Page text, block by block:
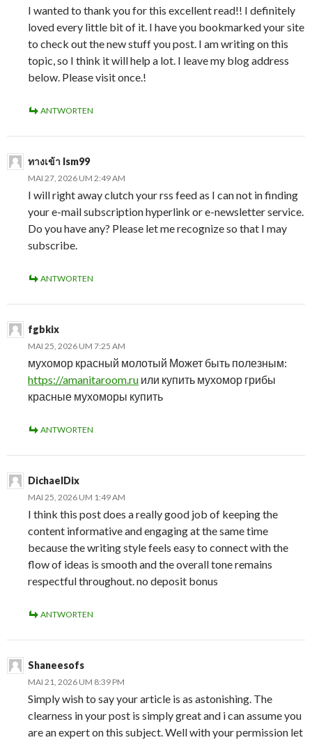
I wanted to thank you for this excellent read!! I definitely
loved every little bit of it. I have you bookmarked your site
to check out the new stuff you post. I am writing on this
topic, so I think it will help a lot. I leave my blog address
below. Please visit once.!
ANTWORTEN
ทางเข้า lsm99
MAI 27, 2026 UM 2:49 AM
I will right away clutch your rss feed as I can not in finding
your e-mail subscription hyperlink or e-newsletter service.
Do you have any? Please let me recognize so that I may
subscribe.
ANTWORTEN
fgbkix
MAI 25, 2026 UM 7:25 AM
мухомор красный молотый Может быть полезным:
https://amanitaroom.ru или купить мухомор грибы
красные мухоморы купить
ANTWORTEN
DichaelDix
MAI 25, 2026 UM 1:49 AM
I think this post does a really good job of keeping the
content informative and engaging at the same time
because the writing style feels easy to connect with the
flow of ideas is smooth and the overall tone remains
respectful throughout. no deposit bonus
ANTWORTEN
Shaneesofs
MAI 21, 2026 UM 8:39 PM
Simply wish to say your article is as astonishing. The
clearness in your post is simply great and i can assume you
are an expert on this subject. Well with your permission let